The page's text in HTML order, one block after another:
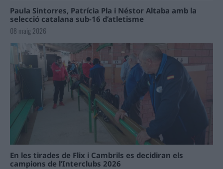
Paula Sintorres, Patrícia Pla i Néstor Altaba amb la
selecció catalana sub-16 d’atletisme
08 maig 2026
En les tirades de Flix i Cambrils es decidiran els
campions de l’Interclubs 2026